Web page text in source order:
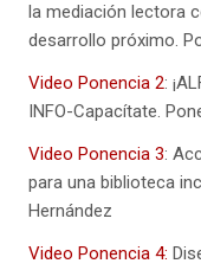
la mediación lectora
desarrollo próximo.
Video Ponencia 2:
INFO-Capacítate.
Video Ponencia 3:
para una biblioteca
Hernández
Video Ponencia 4: